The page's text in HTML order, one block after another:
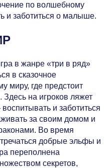
по волшебному
и заботиться о малыше.
в жанре «три в ряд»
в сказочное
миру, где предстоит
Здесь на игроков ляжет
и заботиться
за своим домом и
Во время
добрые эльфы и
переполнена
секретов,